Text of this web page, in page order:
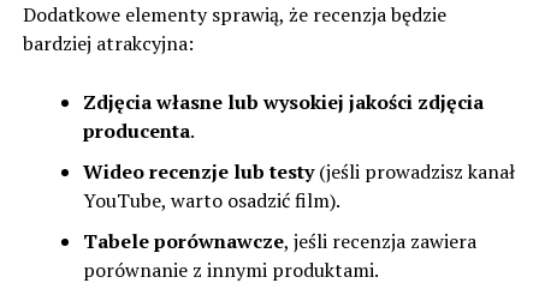
Dodatkowe elementy sprawią, że recenzja będzie
bardziej atrakcyjna:
Zdjęcia własne lub wysokiej jakości zdjęcia
producenta.
Wideo recenzje lub testy(jeśli prowadzisz kanał
YouTube, warto osadzić film).
Tabele porównawcze, jeśli recenzja zawiera
porównanie z innymi produktami.